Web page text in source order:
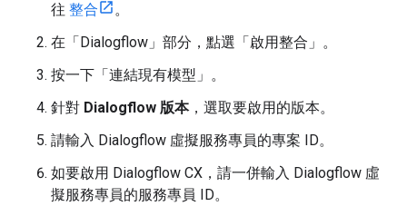
往 整合
。
在「Dialogflow」 部分，點選「啟用整合」 。
按一下「連結現有模型」 。
針對 Dialogflow 版本，選取要啟用的版本。
請輸入 Dialogflow 虛擬服務專員的專案 ID。
如要啟用 Dialogflow CX，請一併輸入 Dialogflow 虛
擬服務專員的服務專員 ID。